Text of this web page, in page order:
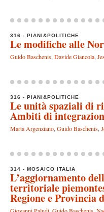
316 - PIANI&POLITICHE
Le modifiche alle
Guido Baschenis, Davide Giancola,
316 - PIANI&POLITICHE
Le unità spaziali di
Ambiti di
Marta Argenziano, Guido Baschenis,
314 - MOSAICO ITALIA
L’aggiornamento
territoriale
Regione e Provincia
Giovanni Paludi, Guido Baschenis,